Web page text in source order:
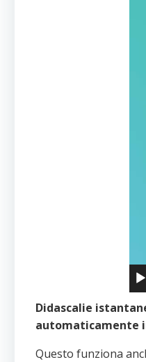
Didascalie
automaticamente
Questo funziona